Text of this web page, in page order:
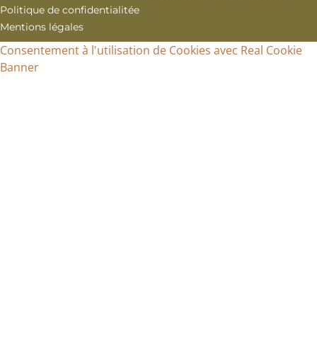
Mentions légales
Politique de confidentialitée
Consentement à l'utilisation de Cookies avec Real Cookie
Banner